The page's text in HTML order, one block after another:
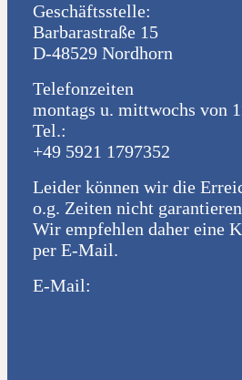
Geschäftsstelle:
Barbarastraße 15
D-48529 Nordhorn
Telefonzeiten
montags u. mittwochs von
Tel.:
+49 5921 1797352
Leider können wir die
o.g. Zeiten nicht
Wir empfehlen daher eine
per E-Mail.
E-Mail: